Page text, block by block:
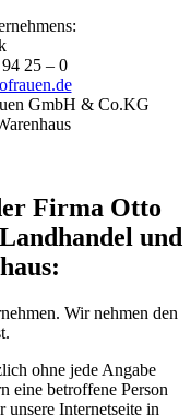
25 – 0
GmbH & Co.KG
Firma Otto
und
Wir nehmen den
ohne jede Angabe
eine betroffene Person
unsere Internetseite in